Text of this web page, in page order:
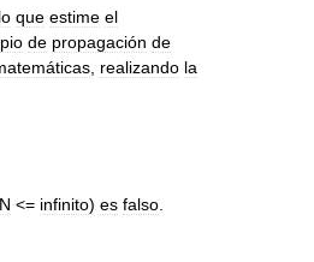
lo que estime el
de propagación de
realizando la
<= infinito) es falso